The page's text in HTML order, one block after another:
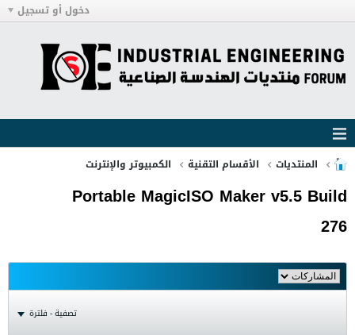
دخول أو تسجيل
المنتديات الأقسام التقنية الكمبيوتر والإنترنت
Portable MagicISO Maker v5.5 Build
276
تصفية - فلترة